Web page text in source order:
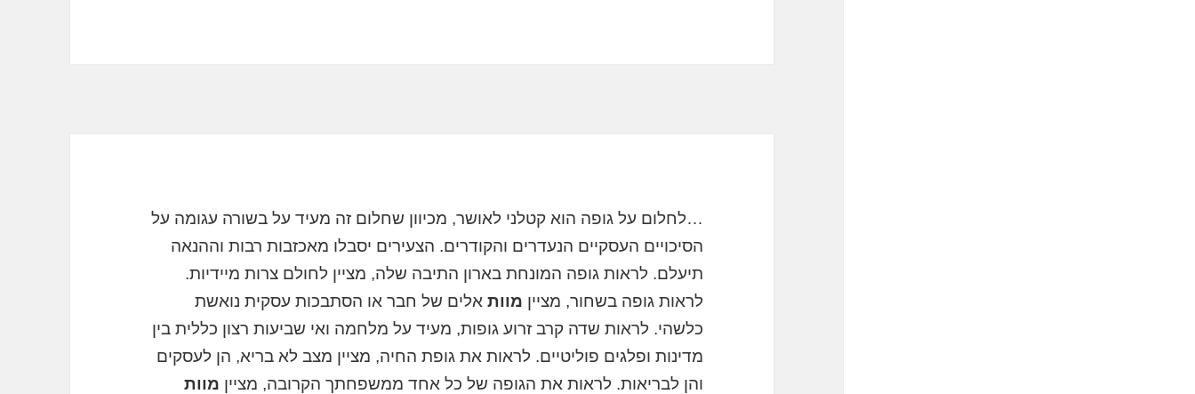
…לחלום על גופה הוא קטלני לאושר, מכיוון שחלום זה מעיד על בשורה עגומה על
הסיכויים העסקיים הנעדרים והקודרים. הצעירים יסבלו מאכזבות רבות וההנאה
תיעלם. לראות גופה המונחת בארון התיבה שלה, מציין לחולם צרות מיידיות.
לראות גופה בשחור, מציין מוות אלים של חבר או הסתבכות עסקית נואשת
כלשהי. לראות שדה קרב זרוע גופות, מעיד על מלחמה ואי שביעות רצון כללית בין
מדינות ופלגים פוליטיים. לראות את גופת החיה, מציין מצב לא בריא, הן לעסקים
והן לבריאות. לראות את הגופה של כל אחד ממשפחתך הקרובה, מציין מוות